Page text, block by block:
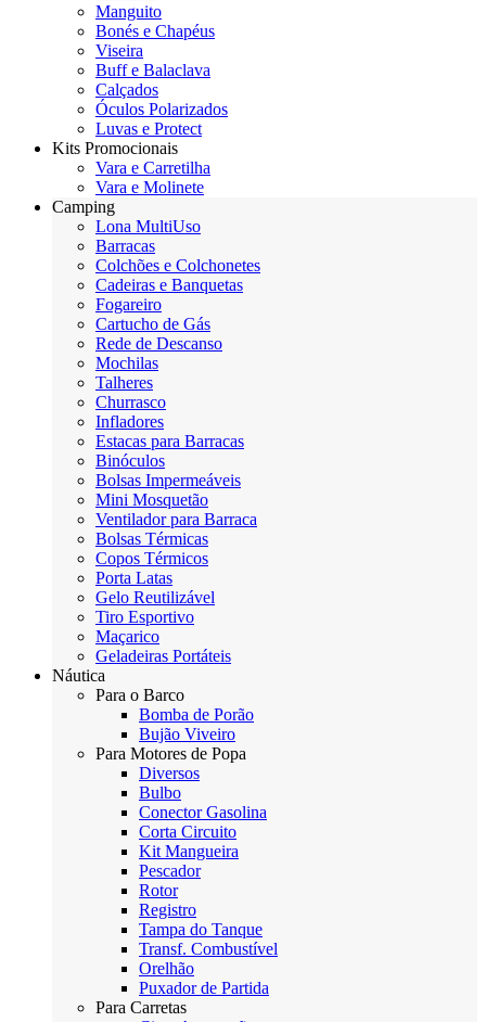
Manguito
Bonés e Chapéus
Viseira
Buff e Balaclava
Calçados
Óculos Polarizados
Luvas e Protect
Kits Promocionais
Vara e Carretilha
Vara e Molinete
Camping
Lona MultiUso
Barracas
Colchões e Colchonetes
Cadeiras e Banquetas
Fogareiro
Cartucho de Gás
Rede de Descanso
Mochilas
Talheres
Churrasco
Infladores
Estacas para Barracas
Binóculos
Bolsas Impermeáveis
Mini Mosquetão
Ventilador para Barraca
Bolsas Térmicas
Copos Térmicos
Porta Latas
Gelo Reutilizável
Tiro Esportivo
Maçarico
Geladeiras Portáteis
Náutica
Para o Barco
Bomba de Porão
Bujão Viveiro
Para Motores de Popa
Diversos
Bulbo
Conector Gasolina
Corta Circuito
Kit Mangueira
Pescador
Rotor
Registro
Tampa do Tanque
Transf. Combustível
Orelhão
Puxador de Partida
Para Carretas